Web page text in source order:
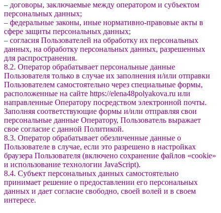
– договоры, заключаемые между оператором и субъектом
персональных данных;
– федеральные законы, иные нормативно-правовые акты в
сфере защиты персональных данных;
– согласия Пользователей на обработку их персональных
данных, на обработку персональных данных, разрешенных
для распространения.
8.2. Оператор обрабатывает персональные данные
Пользователя только в случае их заполнения и/или отправки
Пользователем самостоятельно через специальные формы,
расположенные на сайте https://elena48polyakova.ru или
направленные Оператору посредством электронной почты.
Заполняя соответствующие формы и/или отправляя свои
персональные данные Оператору, Пользователь выражает
свое согласие с данной Политикой.
8.3. Оператор обрабатывает обезличенные данные о
Пользователе в случае, если это разрешено в настройках
браузера Пользователя (включено сохранение файлов «cookie»
и использование технологии JavaScript).
8.4. Субъект персональных данных самостоятельно
принимает решение о предоставлении его персональных
данных и дает согласие свободно, своей волей и в своем
интересе.